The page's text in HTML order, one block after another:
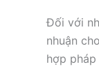
Đối với
nhuận
hợp